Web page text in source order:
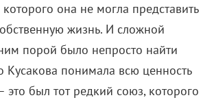
она не могла представить
жизнь. И сложной
порой было непросто найти
понимала всю ценность
это был тот редкий союз, которого